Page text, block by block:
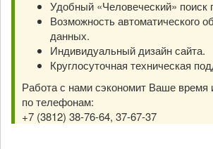
Удобный «Человеческий» поиск
Возможность автоматического
данных.
Индивидуальный дизайн сайта.
Круглосуточная техническая
Работа с нами сэкономит Ваше
по телефонам:
+7 (3812) 38-76-64, 37-67-37